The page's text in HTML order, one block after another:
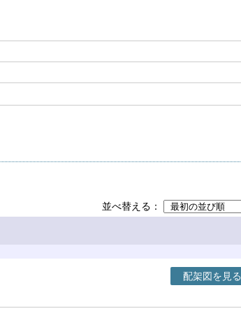
並べ替える
配架図を見る